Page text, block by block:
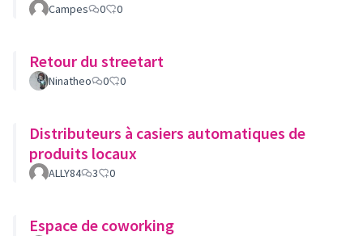
Campes 0 0
Retour du streetart
Ninatheo 0 0
Distributeurs à casiers automatiques de
produits locaux
ALLY84 3 0
Espace de coworking